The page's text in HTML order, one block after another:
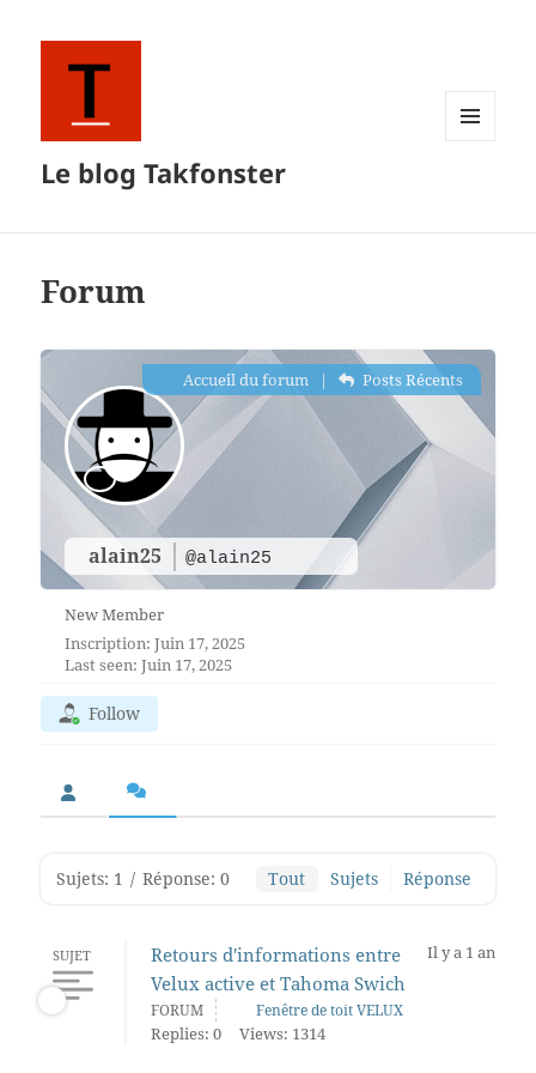
Le blog Takfonster
Forum
alain25 @alain25
Accueil du forum | Posts Récents
New Member
Inscription: Juin 17, 2025
Last seen: Juin 17, 2025
Follow
Sujets: 1 / Réponse: 0 Tout Sujets Réponse
SUJET
Retours d'informations entre
Velux active et Tahoma Swich
Il y a 1 an
FORUM Fenêtre de toit VELUX
Replies: 0 Views: 1314